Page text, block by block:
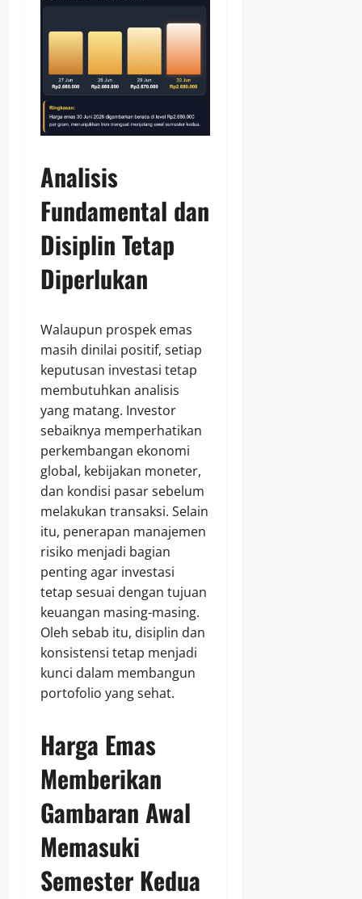
Analisis
Fundamental dan
Disiplin Tetap
Diperlukan
Walaupun prospek emas
masih dinilai positif, setiap
keputusan investasi tetap
membutuhkan analisis
yang matang. Investor
sebaiknya memperhatikan
perkembangan ekonomi
global, kebijakan moneter,
dan kondisi pasar sebelum
melakukan transaksi. Selain
itu, penerapan manajemen
risiko menjadi bagian
penting agar investasi
tetap sesuai dengan tujuan
keuangan masing-masing.
Oleh sebab itu, disiplin dan
konsistensi tetap menjadi
kunci dalam membangun
portofolio yang sehat.
Harga Emas
Memberikan
Gambaran Awal
Memasuki
Semester Kedua